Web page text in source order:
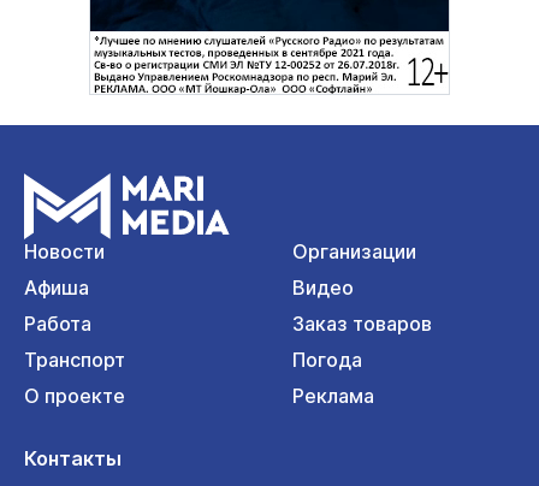
Новости
Организации
Афиша
Видео
Работа
Заказ товаров
Транспорт
Погода
О проекте
Реклама
Контакты